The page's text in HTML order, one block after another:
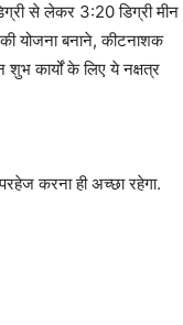
से लेकर 3:20 डिग्री मीन
योजना बनाने, कीटनाशक
कार्यों के लिए ये नक्षत्र
करना ही अच्छा रहेगा.